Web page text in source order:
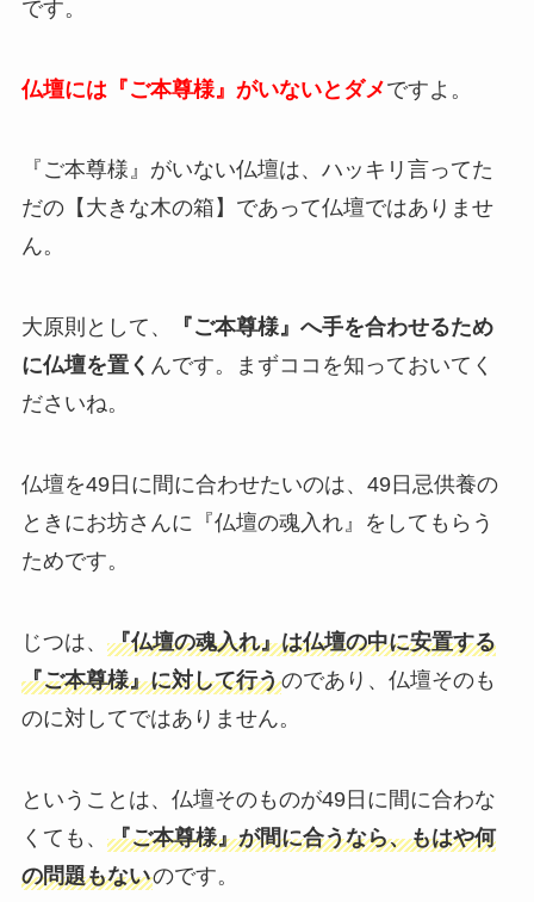
です。
仏壇には『ご本尊様』がいないとダメですよ。
『ご本尊様』がいない仏壇は、ハッキリ言ってた
だの【大きな木の箱】であって仏壇ではありませ
ん。
大原則として、
『ご本尊様』へ手を合わせるため
に仏壇を置く んです。まずココを知っておいてく
ださいね。
仏壇を49日に間に合わせたいのは、49日忌供養の
ときにお坊さんに『仏壇の魂入れ』をしてもらう
ためです。
じつは、 『仏壇の魂入れ』は仏壇の中に安置する
『ご本尊様』に対して行うのであり、仏壇そのも
のに対してではありません。
ということは、仏壇そのものが49日に間に合わな
くても、 『ご本尊様』が間に合うなら、もはや何
の問題もないのです。